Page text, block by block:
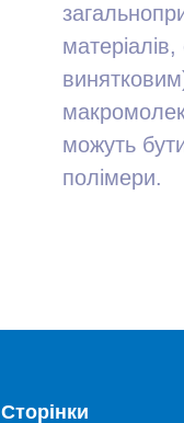
матеріалів,
можуть
полімери.
Сторінки